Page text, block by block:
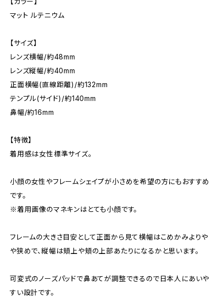
マット ルテニウム
【サイズ】
レンズ横幅/約48mm
レンズ縦幅/約40mm
正面横幅(直線距離)/約132mm
テンプル(サイド)/約140mm
鼻幅/約16mm
【特徴】
着用感は女性標準サイズ。
小顔の女性やフレームシェイプが小さめを希望の方にもおすすめ
です。
※着用画像のマネキンはとても小顔です。
フレームの大きさ目安として正面から見て横幅はこめかみよりや
や狭めで、縦幅は頬上や頬の上部あたりになるかと思います。
可変式のノーズパッドで鼻あてが調整できるので日本人にあいや
すい設計です。